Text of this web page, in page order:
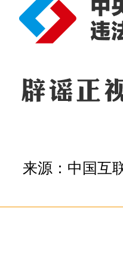
来源：中国互